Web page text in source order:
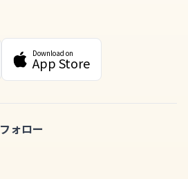
Download on
App Store
ォロー